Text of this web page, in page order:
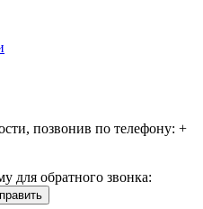
позвонив по телефону: +
для обратного звонка: